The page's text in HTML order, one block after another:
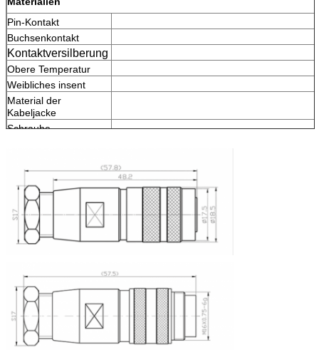
Pin-Kontakt
Buchsenkontakt
Kontaktversilberung
Obere Temperatur
Weibliches insent
Material der
Kabeljacke
Schraube